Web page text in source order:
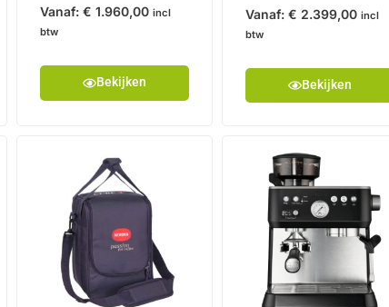
Vanaf: € 1.960,00 incl
btw
Bekijken
Vanaf: € 2.399,00 incl
btw
Bekijken